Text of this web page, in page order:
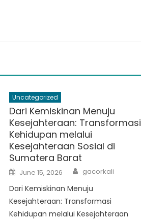
Uncategorized
Dari Kemiskinan Menuju
Kesejahteraan: Transformasi
Kehidupan melalui
Kesejahteraan Sosial di
Sumatera Barat
Posted
on
June 15, 2026 Author
gacorkali
Dari Kemiskinan Menuju
Kesejahteraan: Transformasi
Kehidupan melalui Kesejahteraan